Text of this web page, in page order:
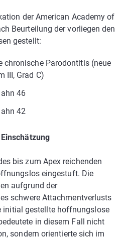
der American Academy of
Beurteilung der vorliegen­ den
gestellt:
chronische Parodontitis (neue
III, Grad C)
46
42
bis zum Apex reichenden
eingestuft. Die
aufgrund der
schwere Attachmentverlusts
initial gestellte hoffnungslose
in diesem Fall nicht
sondern orientierte sich im